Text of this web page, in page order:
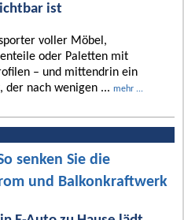
ist
voller Möbel,
oder Paletten mit
– und mittendrin ein
der nach wenigen ... mehr ...
senken Sie die
und Balkonkraftwerk